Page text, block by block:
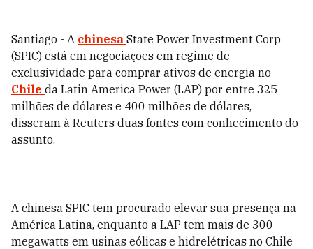
Santiago - A chinesa State Power Investment Corp
(SPIC) está em negociações em regime de
exclusividade para comprar ativos de energia no
Chile da Latin America Power (LAP) por entre 325
milhões de dólares e 400 milhões de dólares,
disseram à Reuters duas fontes com conhecimento do
assunto.
A chinesa SPIC tem procurado elevar sua presença na
América Latina, enquanto a LAP tem mais de 300
megawatts em usinas eólicas e hidrelétricas no Chile